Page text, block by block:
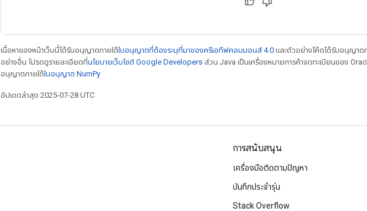
เนื้อหาของหน้าเว็บนี้ได้รับอนุญาตภายใต้ใบอนุญาตที่ต้องระบุที่มาของครีเอทีฟคอมมอนส์ 4.0 และตัวอย่างโค้ดได้รับอนุญาต
อย่างอื่น โปรดดูรายละเอียดที่นโยบายเว็บไซต์ Google Developers ส่วน Java เป็นเครื่องหมายการค้าจดทะเบียนของ
อนุญาตภายใต้ใบอนุญาต NumPy
อัปเดตล่าสุด 2025-07-28 UTC
การสนับสนุน
เครื่องมือติดตามปัญหา
บันทึกประจำรุ่น
Stack Overflow